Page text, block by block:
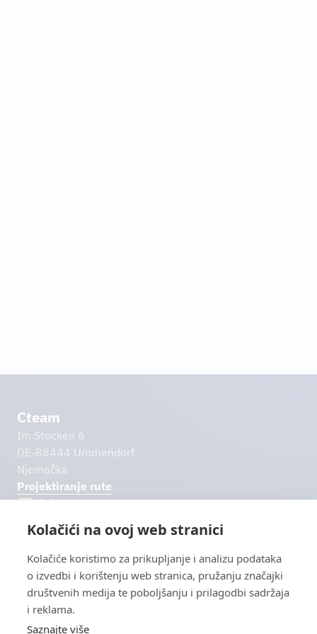
Cteam
Im Stocken 6
DE-88444 Ummendorf
Njemačka
Projektiranje rute
info@cteam.​com
+49 7351 44098-0
Preuzimanja
Impresum
Izjava o zaštiti podataka
Isključenje od odgovornosti
Kolačići na ovoj web stranici
Kolačiće koristimo za prikupljanje i analizu podataka
o izvedbi i korištenju web stranica, pružanju značajki
društvenih medija te poboljšanju i prilagodbi sadržaja
i reklama.
Saznajte više